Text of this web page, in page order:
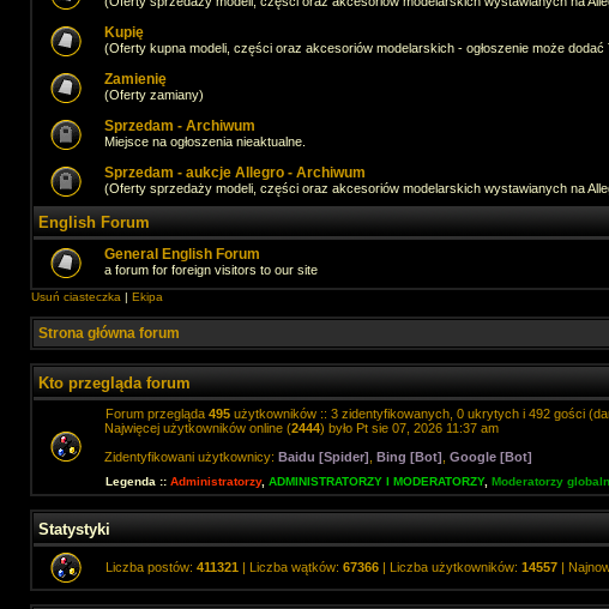
Kupię
(Oferty kupna modeli, części oraz akcesoriów modelarskich - ogłoszenie może
Zamienię
(Oferty zamiany)
Sprzedam - Archiwum
Miejsce na ogłoszenia nieaktualne.
Sprzedam - aukcje Allegro - Archiwum
(Oferty sprzedaży modeli, części oraz akcesoriów modelarskich wystawianych na
English Forum
General English Forum
a forum for foreign visitors to our site
Usuń ciasteczka | Ekipa
Strona główna forum
Kto przegląda forum
Forum przegląda 495 użytkowników :: 3 zidentyfikowanych, 0 ukrytych i 492 gości
Najwięcej użytkowników online (2444) było Pt sie 07, 2026 11:37 am
Zidentyfikowani użytkownicy: Baidu [Spider] Bing [Bot] Google [Bot]
Legenda :: Administratorzy, ADMINISTRATORZY I MODERATORZY, Moderatorzy
Statystyki
Liczba postów: 411321 | Liczba wątków: 67366 | Liczba użytkowników: 14557 |